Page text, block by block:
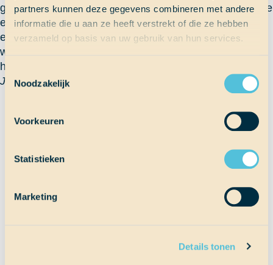
partners kunnen deze gegevens combineren met andere
informatie die u aan ze heeft verstrekt of die ze hebben
verzameld op basis van uw gebruik van hun services.
Toestemmingsselectie
Noodzakelijk
Voorkeuren
Statistieken
Marketing
Details tonen
gepaard gaat met wind, golven en deining zijn zeeziekte
en vermoeidheid. Dus ik trek mijn doktersjas weer aan
en zeeziektepillen, glaasjes water en wc-papiertjes zijn
weer niet aan te slepen. Maar dat doen we met liefde
hoor.
Jonna
Bericht